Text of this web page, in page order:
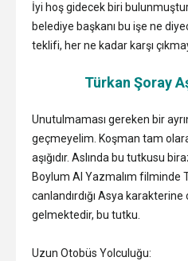
İyi hoş gidecek biri
belediye başkanı bu işe ne
teklifi, her ne kadar karşı
Türkan Şoray
Unutulmaması gereken bir
geçmeyelim. Koşman tam
aşığıdır. Aslında bu tutkusu
Boylum Al Yazmalım filminde
canlandırdığı Asya karakterine
gelmektedir, bu tutku.
Uzun Otobüs Yolculuğu: